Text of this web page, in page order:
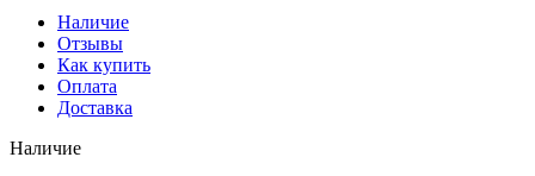
Наличие
Отзывы
Как купить
Оплата
Доставка
Наличие